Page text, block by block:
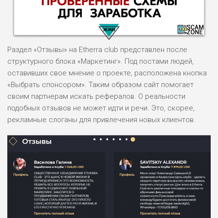
НАЗВАНИЕ ОБЗОР
ПОДОЙДЕТ
РИСКИ: НИЗКИЕ
БЮДЖЕТ: ВЫСОКИЙ
ОБЗОР
ЛЮБИТЕЛЯ
М СТАВОК
Раздел «Отзывы» на Etherra club представлен после
структурного блока «Маркетинг». Под постами людей,
оставивших свое мнение о проекте, расположена кнопка
«Выбрать спонсором». Таким образом сайт помогает
своим партнерам искать рефералов. О реальности
подобных отзывов не может идти и речи. Это, скорее,
рекламные слоганы для привлечения новых клиентов.